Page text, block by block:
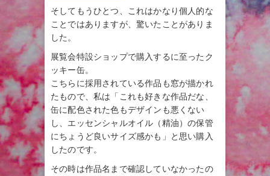
そしてもうひとつ、これはかなり個人的な
ことではありますが、驚いたことがありま
した。
展覧会特設ショップで購入するに至ったク
ッキー缶。
こちらに採用されている作品も窓が描かれ
たもので、私は「これも好きな作品だな、
缶に配色された色もデザインも悪くない
し、エッセンシャルオイル（精油）の保管
にちょうど良いサイズ感かも」と思い購入
したのです。
その時は作品名まで確認していなかったの